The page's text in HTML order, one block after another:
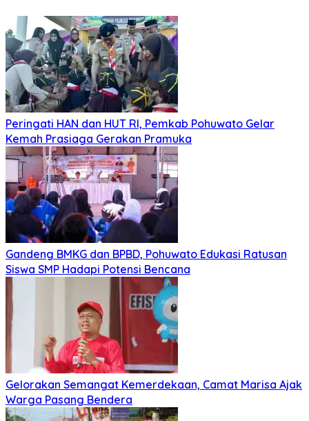
Peringati HAN dan HUT RI, Pemkab Pohuwato Gelar
Kemah Prasiaga Gerakan Pramuka
Gandeng BMKG dan BPBD, Pohuwato Edukasi Ratusan
Siswa SMP Hadapi Potensi Bencana
Gelorakan Semangat Kemerdekaan, Camat Marisa Ajak
Warga Pasang Bendera